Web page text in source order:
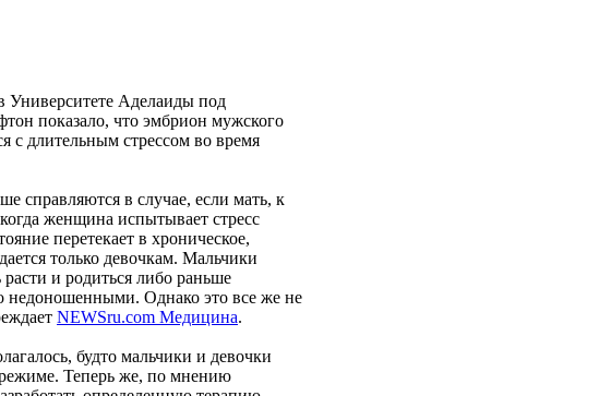
Университете Аделаиды под
показало, что эмбрион мужского
с длительным стрессом во время
справляются в случае, если мать, к
женщина испытывает стресс
перетекает в хроническое,
только девочкам. Мальчики
и родиться либо раньше
недоношенными. Однако это все же не
NEWSru.com Медицина.
будто мальчики и девочки
Теперь же, по мнению